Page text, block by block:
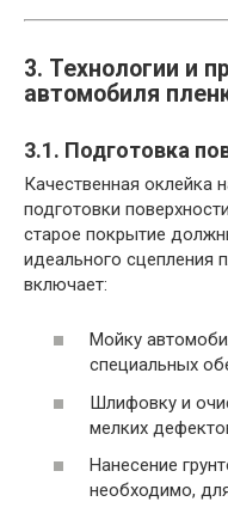
3. Технологии и
автомобиля
3.1. Подготовка
Качественная оклейка
подготовки
старое покрытие
идеального сцепления
включает:
Мойку
специальных
Шлифовку и
мелких
Нанесение
необходимо,